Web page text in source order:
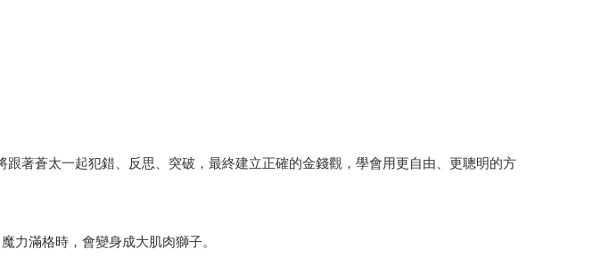
著蒼太一起犯錯、反思、突破，最終建立正確的金錢觀，學會用更自由、更聰明的方
力滿格時，會變身成大肌肉獅子。